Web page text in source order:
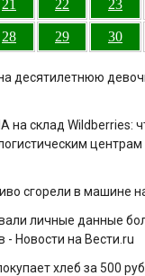
21 22 23
28 29 30
десятилетнюю
на склад Wildberries:
сгорели в машине
личные данные
- Новости на Вести.ru
хлеб за 500